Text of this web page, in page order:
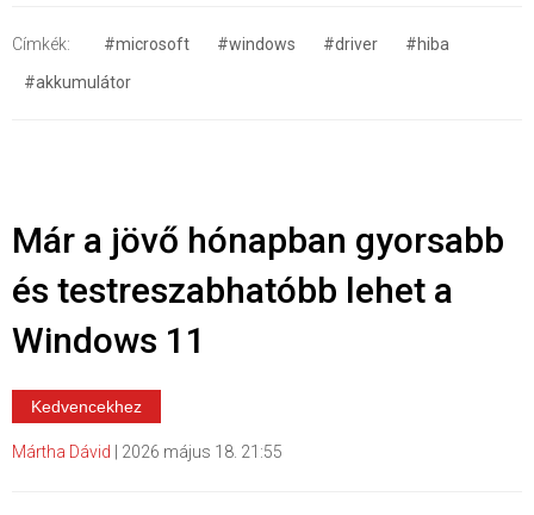
Címkék: #microsoft #windows #driver
#hiba
#akkumulátor
Már a jövő hónapban gyorsabb
és testreszabhatóbb lehet a
Windows 11
Kedvencekhez
Mártha Dávid 2026 május 18. 21:55